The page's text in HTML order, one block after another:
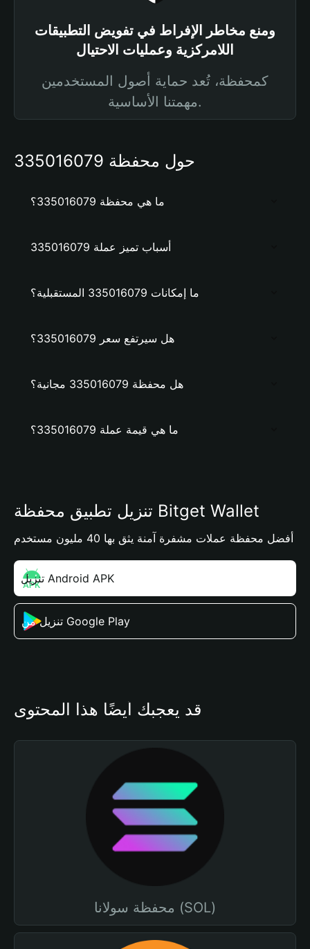
ومنع مخاطر الإفراط في تفويض التطبيقات
اللامركزية وعمليات الاحتيال
كمحفظة، تُعد حماية أصول المستخدمين
مهمتنا الأساسية.
حول محفظة 335016079
ما هي محفظة 335016079؟
أسباب تميز عملة 335016079
ما إمكانات 335016079 المستقبلية؟
هل سيرتفع سعر 335016079؟
هل محفظة 335016079 مجانية؟
ما هي قيمة عملة 335016079؟
تنزيل تطبيق محفظة Bitget Wallet
أفضل محفظة عملات مشفرة آمنة يثق بها 40 مليون مستخدم
تنزيل Android APK
تنزيل من Google Play
قد يعجبك أيضًا هذا المحتوى
محفظة سولانا (SOL)